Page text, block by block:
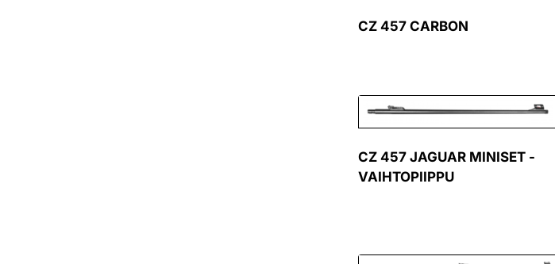
CZ 457 CARBON
CZ 457 JAGUAR MINISET -
VAIHTOPIIPPU